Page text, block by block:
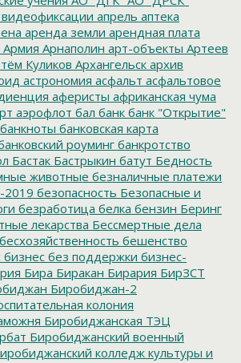
видеофиксации апрель аптека
аренда земли арендная плата
Армия Арнаполин арт-объекты Артеев
Куликов Архангельск архив
астрономия асфальт асфальтовое
аферисты африканская чума
аэрофлот бал банк банк "Открытие"
банкноты банковская карта
роуминг банкротство
Бастак Бастрыкин батут Бедность
животные безналичные платежи
2019 безопасность Безопасные и
безработица белка бензин Беринг
лекарства Бессмертные дела
бесхозяйственность бешенство
бизнес без поддержки бизнес-
Бира Биракан Бирария БирЗСТ
Биробиджан-2
колония
Биробиджанская ТЭЦ
Биробиджанский военный
колледж культуры и